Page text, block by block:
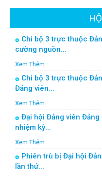
Chi bộ 3 trực thuộc
cường nguồn...
Xem Thêm
Chi bộ 3 trực thuộc
Đảng viên...
Xem Thêm
Đại hội Đảng viên Đảng
nhiệm kỳ...
Xem Thêm
Phiên trù bị Đại hội
lần thứ...